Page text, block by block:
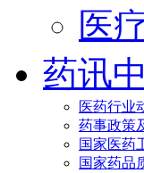
医
药讯
医药行业
药事政策
国家医药
国家药品